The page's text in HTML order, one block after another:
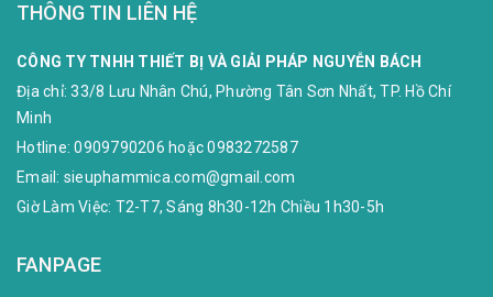
THÔNG TIN LIÊN HỆ
CÔNG TY TNHH THIẾT BỊ VÀ GIẢI PHÁP NGUYỄN BÁCH
Địa chỉ:33/8 Lưu Nhân Chú, Phường Tân Sơn Nhất, TP. Hồ Chí
Minh
Hotline:0909790206 hoặc0983272587
Email: sieuphammica.com@gmail.com
Giờ Làm Việc: T2-T7, Sáng 8h30-12h Chiều 1h30-5h
FANPAGE